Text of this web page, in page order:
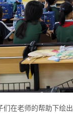
在老师的帮助下绘